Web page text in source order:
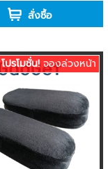
สั่งซื้อ
โปรโมชั่น!จองล่วงหน้า